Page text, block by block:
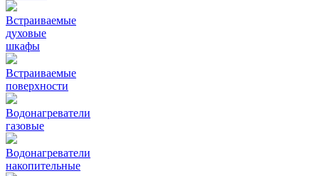
Встраиваемые
духовые
шкафы
Встраиваемые
поверхности
Водонагреватели
газовые
Водонагреватели
накопительные